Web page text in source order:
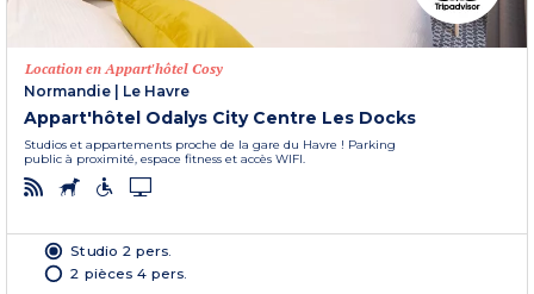
Location en Appart'hôtel Cosy
Normandie
Le Havre
Appart'hôtel Odalys City Centre Les Docks
Studios et appartements proche de la gare du Havre ! Parking
public à proximité, espace fitness et accès WIFI.
Studio 2 pers.
2 pièces 4 pers.